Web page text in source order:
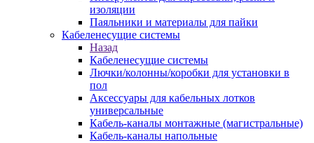
изоляции
Паяльники и материалы для пайки
Кабеленесущие системы
Назад
Кабеленесущие системы
Лючки/колонны/коробки для установки в
пол
Аксессуары для кабельных лотков
универсальные
Кабель-каналы монтажные (магистральные)
Кабель-каналы напольные